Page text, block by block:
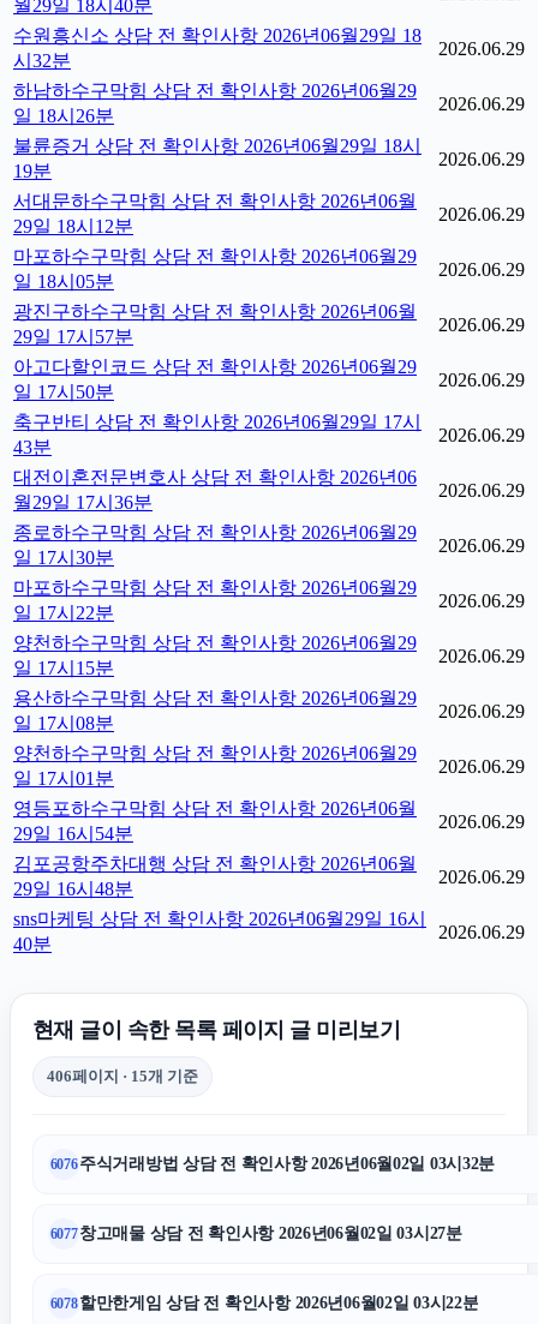
월29일 18시40분
수원흥신소 상담 전 확인사항 2026년06월29일 18
시32분
2026.06.29
하남하수구막힘 상담 전 확인사항 2026년06월29
일 18시26분
2026.06.29
불륜증거 상담 전 확인사항 2026년06월29일 18시
19분
2026.06.29
서대문하수구막힘 상담 전 확인사항 2026년06월
29일 18시12분
2026.06.29
마포하수구막힘 상담 전 확인사항 2026년06월29
일 18시05분
2026.06.29
광진구하수구막힘 상담 전 확인사항 2026년06월
29일 17시57분
2026.06.29
아고다할인코드 상담 전 확인사항 2026년06월29
일 17시50분
2026.06.29
축구반티 상담 전 확인사항 2026년06월29일 17시
43분
2026.06.29
대전이혼전문변호사 상담 전 확인사항 2026년06
월29일 17시36분
2026.06.29
종로하수구막힘 상담 전 확인사항 2026년06월29
일 17시30분
2026.06.29
마포하수구막힘 상담 전 확인사항 2026년06월29
일 17시22분
2026.06.29
양천하수구막힘 상담 전 확인사항 2026년06월29
일 17시15분
2026.06.29
용산하수구막힘 상담 전 확인사항 2026년06월29
일 17시08분
2026.06.29
양천하수구막힘 상담 전 확인사항 2026년06월29
일 17시01분
2026.06.29
영등포하수구막힘 상담 전 확인사항 2026년06월
29일 16시54분
2026.06.29
김포공항주차대행 상담 전 확인사항 2026년06월
29일 16시48분
2026.06.29
sns마케팅 상담 전 확인사항 2026년06월29일 16시
40분
2026.06.29
현재 글이 속한 목록 페이지 글 미리보기
406페이지 · 15개 기준
6076주식거래방법 상담 전 확인사항 2026년06월02일 03시32분
6077창고매물 상담 전 확인사항 2026년06월02일 03시27분
6078할만한게임 상담 전 확인사항 2026년06월02일 03시22분